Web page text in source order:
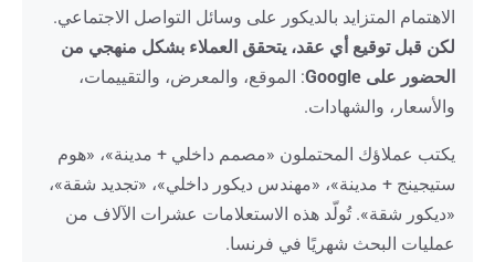
الاهتمام المتزايد بالديكور على وسائل التواصل الاجتماعي.
لكن قبل توقيع أي عقد، يتحقق العملاء بشكل منهجي من
الحضور على Google
: الموقع، والمعرض، والتقييمات،
والأسعار، والشهادات.
يكتب عملاؤك المحتملون «مصمم داخلي + مدينة»، «هوم
ستيجينج + مدينة»، «مهندس ديكور داخلي»، «تجديد شقة»،
«ديكور شقة». تُولّد هذه الاستعلامات عشرات الآلاف من
عمليات البحث شهريًا في فرنسا.